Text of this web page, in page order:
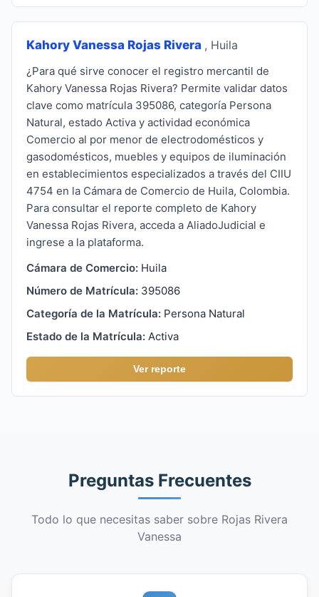
Kahory Vanessa Rojas Rivera , Huila
¿Para qué sirve conocer el registro mercantil de
Kahory Vanessa Rojas Rivera? Permite validar datos
clave como matrícula 395086, categoría Persona
Natural, estado Activa y actividad económica
Comercio al por menor de electrodomésticos y
gasodomésticos, muebles y equipos de iluminación
en establecimientos especializados a través del CIIU
4754 en la Cámara de Comercio de Huila, Colombia.
Para consultar el reporte completo de Kahory
Vanessa Rojas Rivera, acceda a AliadoJudicial e
ingrese a la plataforma.
Cámara de Comercio: Huila
Número de Matrícula: 395086
Categoría de la Matrícula: Persona Natural
Estado de la Matrícula: Activa
Ver reporte
Preguntas Frecuentes
Todo lo que necesitas saber sobre Rojas Rivera
Vanessa